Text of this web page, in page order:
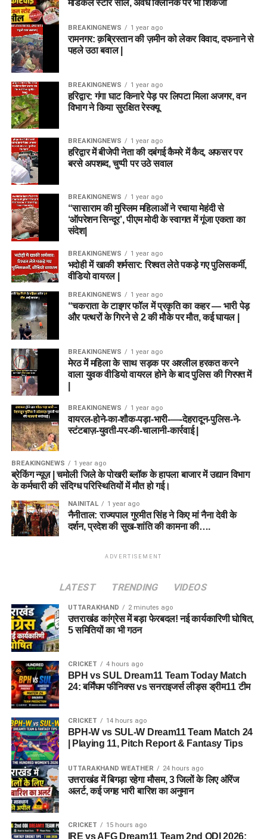
मेडिकल स्टोर सील, अवैध क्लिनिक पर भी शिकंजा
BREAKINGNEWS 1 year ago
रामनगर: क़ब्रिस्तान की ज़मीन को लेकर विवाद, दफनाने से
पहले उठा बवाल |
BREAKINGNEWS 1 year ago
हरिद्वार: गंगा घाट किनारे पेड़ पर लिपटा मिला अजगर, वन
विभाग ने किया सुरक्षित रेस्क्यू
BREAKINGNEWS 1 year ago
हरिद्वार में बीजेपी नेता की दबंगई कैमरे में कैद, अफसर पर
बरसे अपशब्द, चुप्पी पर उठे सवाल
BREAKINGNEWS 1 year ago
“सासाराम की मुस्लिम महिलाओं ने रचाया मेहंदी से
‘ऑपरेशन सिन्दूर’, पीएम मोदी के स्वागत में गूंजा एकता का
संदेश|
BREAKINGNEWS 1 year ago
भदोही में खाकी शर्मसार: रिश्वत लेते पकड़े गए पुलिसकर्मी,
वीडियो वायरल |
BREAKINGNEWS 1 year ago
“चकराता के टाइगर फॉल में प्रकृति का कहर — भारी पेड़
और पत्थरों के गिरने से 2 की मौके पर मौत, कई घायल |
BREAKINGNEWS 1 year ago
मेरठ में महिला के साथ सड़क पर अश्लील हरकत करने
वाला युवक वीडियो वायरल होने के बाद पुलिस की गिरफ्त में
BREAKINGNEWS 1 year ago
वायरल-होने-का-शौक-पड़ा-भारी-—-देहरादून-पुलिस-ने-
स्टंटबाज़-युवती-पर-की-चालानी-कार्रवाई |
BREAKINGNEWS 1 year ago
ब्रेकिंग न्यूज़ | चमोली जिले के पोखरी ब्लॉक के हापला बाजार में उद्यान विभाग
के कर्मचारी की संदिग्ध परिस्थितियों में मौत हो गई।
NAINITAL 1 year ago
नैनीताल: राज्यपाल गुरमीत सिंह ने किए मां नैना देवी के
दर्शन, प्रदेश की सुख-शांति की कामना की….
ADVERTISEMENT
LATEST TRENDING VIDEOS
UTTARAKHAND 2 minutes ago
उत्तराखंड कांग्रेस में बड़ा फेरबदल! नई कार्यकारिणी घोषित,
5 समितियों का भी गठन
CRICKET 4 hours ago
BPH vs SUL Dream11 Team Today Match
24: बर्मिंघम फीनिक्स vs सनराइजर्स लीड्स ड्रीम11 टीम
CRICKET 14 hours ago
BPH-W vs SUL-W Dream11 Team Match 24
| Playing 11, Pitch Report & Fantasy Tips
UTTARAKHAND WEATHER 24 hours ago
उत्तराखंड में बिगड़ा रहेगा मौसम, 3 जिलों के लिए ऑरेंज
अलर्ट, कई जगह भारी बारिश का अनुमान
CRICKET 15 hours ago
IRE vs AFG Dream11 Team 2nd ODI 2026: